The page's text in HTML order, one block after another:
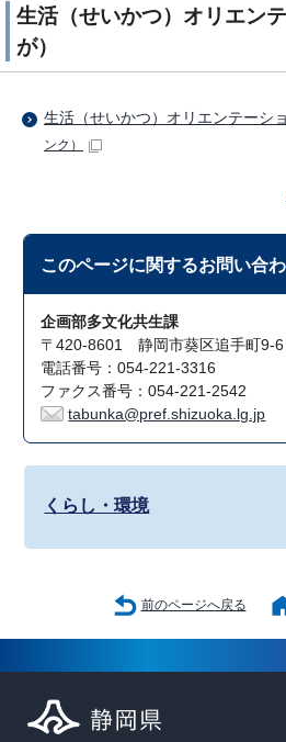
生活（せいかつ）オリエン
が）
生活（せいかつ）オリエンテーシ
ンク）
このページに関するお問い合
企画部多文化共生課
〒420-8601 静岡市葵区追手町9-6
電話番号：054-221-3316
ファクス番号：054-221-2542
tabunka@pref.shizuoka.lg.jp
くらし・環境
前のページへ戻る